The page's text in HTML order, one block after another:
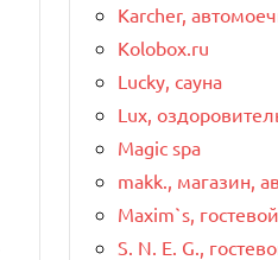
Karcher,
Kolobox.ru
Lucky, сауна
Lux,
Magic spa
makk., магазин,
Maxim`s,
S. N. E. G.,